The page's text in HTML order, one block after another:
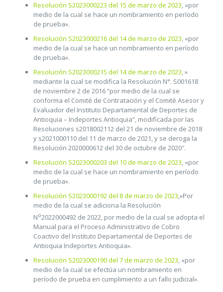
Resolución S2023000223 del 15 de marzo de 2023, «por
medio de la cual se hace un nombramiento en período
de prueba».
Resolución S2023000216 del 14 de marzo de 2023, «por
medio de la cual se hace un nombramiento en período
de prueba».
Resolución S2023000215 del 14 de marzo de 2023, »
mediante la cual se modifica la Resolución N°. S001618
de noviembre 2 de 2016 “por medio de la cual se
conforma el Comité de Contratación y el Comité Asesor y
Evaluador del Instituto Departamental de Deportes de
Antioquia – Indeportes Antioquia”, modificada por las
Resoluciones s2018002112 del 21 de noviembre de 2018
y s2021000110 del 11 de marzo de 2021, y se deroga la
Resolución 2020000612 del 30 de octubre de 2020″.
Resolución S2023000203 del 10 de marzo de 2023, «por
medio de la cual se hace un nombramiento en período
de prueba».
Resolución S2023000192 del 8 de marzo de 2023,»Por
medio de la cual se adiciona la Resolución
No2022000492 de 2022, por medio de la cual se adopta el
Manual para el Proceso Administrativo de Cobro
Coactivo del Instituto Departamental de Deportes de
Antioquia Indeportes Antioquia».
Resolución S2023000190 del 7 de marzo de 2023, «por
medio de la cual se efectúa un nombramiento en
período de prueba en cumplimiento a un fallo judicial».